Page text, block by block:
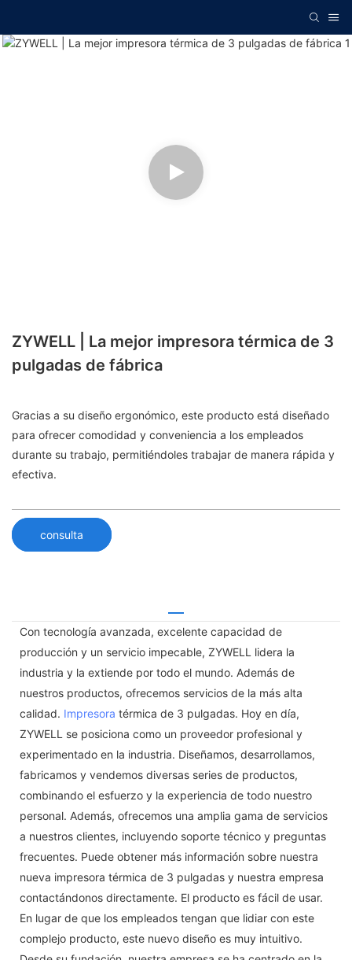
ZYWELL | La mejor impresora térmica de 3
pulgadas de fábrica
Gracias a su diseño ergonómico, este producto está diseñado
para ofrecer comodidad y conveniencia a los empleados
durante su trabajo, permitiéndoles trabajar de manera rápida y
efectiva.
consulta
Con tecnología avanzada, excelente capacidad de
producción y un servicio impecable, ZYWELL lidera la
industria y la extiende por todo el mundo. Además de
nuestros productos, ofrecemos servicios de la más alta
calidad. Impresora térmica de 3 pulgadas. Hoy en día,
ZYWELL se posiciona como un proveedor profesional y
experimentado en la industria. Diseñamos, desarrollamos,
fabricamos y vendemos diversas series de productos,
combinando el esfuerzo y la experiencia de todo nuestro
personal. Además, ofrecemos una amplia gama de servicios
a nuestros clientes, incluyendo soporte técnico y preguntas
frecuentes. Puede obtener más información sobre nuestra
nueva impresora térmica de 3 pulgadas y nuestra empresa
contactándonos directamente. El producto es fácil de usar.
En lugar de que los empleados tengan que lidiar con este
complejo producto, este nuevo diseño es muy intuitivo.